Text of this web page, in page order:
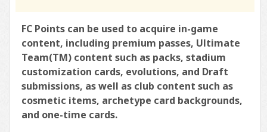
FC Points can be used to acquire in-game
content, including premium passes, Ultimate
Team(TM) content such as packs, stadium
customization cards, evolutions, and Draft
submissions, as well as club content such as
cosmetic items, archetype card backgrounds,
and one-time cards.